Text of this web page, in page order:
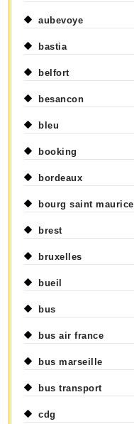
aubevoye
bastia
belfort
besancon
bleu
booking
bordeaux
bourg saint maurice
brest
bruxelles
bueil
bus
bus air france
bus marseille
bus transport
cdg